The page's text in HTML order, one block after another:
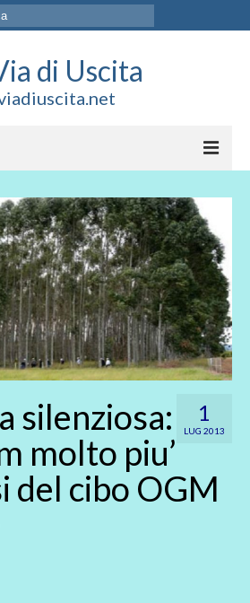
di Uscita
1
LUG 2013
silenziosa:
molto piu’
del cibo OGM